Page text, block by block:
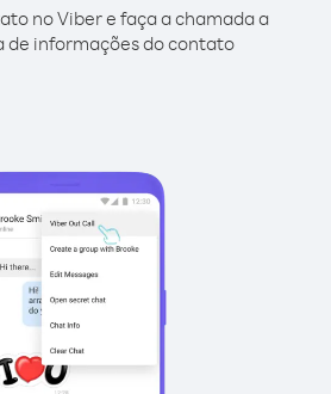
no Viber e faça a chamada a
de informações do contato